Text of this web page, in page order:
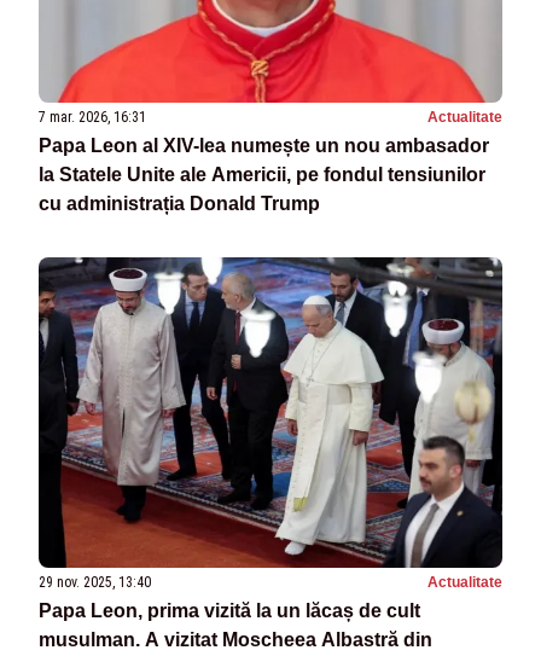
7 mar. 2026, 16:31 Actualitate
Papa Leon al XIV-lea numește un nou ambasador
la Statele Unite ale Americii, pe fondul tensiunilor
cu administrația Donald Trump
29 nov. 2025, 13:40 Actualitate
Papa Leon, prima vizită la un lăcaș de cult
musulman. A vizitat Moscheea Albastră din